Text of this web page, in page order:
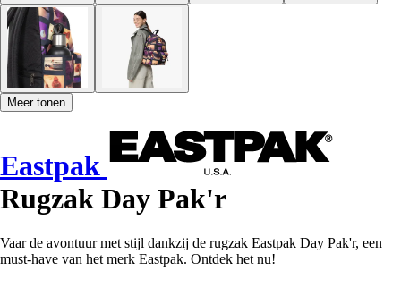
Meer tonen
Eastpak
Rugzak Day Pak'r
Vaar de avontuur met stijl dankzij de rugzak Eastpak Day Pak'r, een
must-have van het merk Eastpak. Ontdek het nu!